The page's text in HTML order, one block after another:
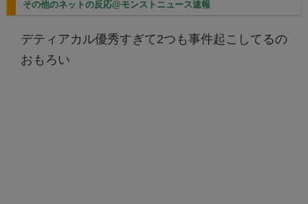
その他のネットの反応@モンストニュース速報
デティアカル優秀すぎて2つも事件起こしてるの
おもろい